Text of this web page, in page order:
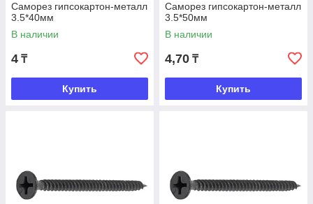
Саморез гипсокартон-металл
3.5*40мм
В наличии
4 ₸
Купить
Саморез гипсокартон-металл
3.5*50мм
В наличии
4,70 ₸
Купить